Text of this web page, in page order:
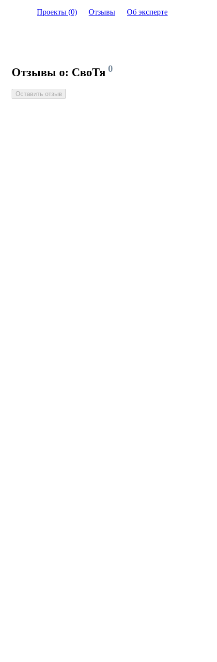
Проекты (0) Отзывы Об эксперте
Отзывы о: СвоТя 0
Оставить отзыв